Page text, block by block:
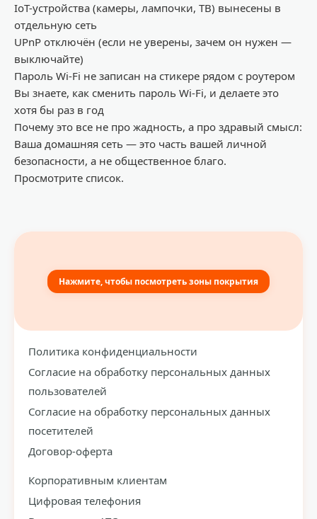
IoT-устройства (камеры, лампочки, ТВ) вынесены в
отдельную сеть
UPnP отключён (если не уверены, зачем он нужен —
выключайте)
Пароль Wi-Fi не записан на стикере рядом с роутером
Вы знаете, как сменить пароль Wi-Fi, и делаете это
хотя бы раз в год
Почему это все не про жадность, а про здравый смысл:
Ваша домашняя сеть — это часть вашей личной
безопасности, а не общественное благо.
Просмотрите список.
Нажмите, чтобы посмотреть зоны покрытия
Политика конфиденциальности
Согласие на обработку персональных данных
пользователей
Согласие на обработку персональных данных
посетителей
Договор-оферта
Корпоративным клиентам
Цифровая телефония